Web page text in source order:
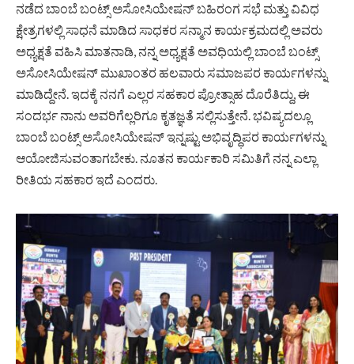
ನಡೆದ ಬಾಂಬೆ ಬಂಟ್ಸ್ ಅಸೋಸಿಯೇಷನ್ ಬಹಿರಂಗ ಸಭೆ ಮತ್ತು ವಿವಿಧ
ಕ್ಷೇತ್ರಗಳಲ್ಲಿ ಸಾಧನೆ ಮಾಡಿದ ಸಾಧಕರ ಸನ್ಮಾನ ಕಾರ್ಯಕ್ರಮದಲ್ಲಿ ಅವರು
ಅಧ್ಯಕ್ಷತೆ ವಹಿಸಿ ಮಾತನಾಡಿ, ನನ್ನ ಅಧ್ಯಕ್ಷತೆ ಅವಧಿಯಲ್ಲಿ ಬಾಂಬೆ ಬಂಟ್ಸ್
ಅಸೋಸಿಯೇಷನ್ ಮುಖಾಂತರ ಹಲವಾರು ಸಮಾಜಪರ ಕಾರ್ಯಗಳನ್ನು
ಮಾಡಿದ್ದೇನೆ. ಇದಕ್ಕೆ ನನಗೆ ಎಲ್ಲರ ಸಹಕಾರ ಪ್ರೋತ್ಸಾಹ ದೊರೆತಿದ್ದು, ಈ
ಸಂದರ್ಭ ನಾನು ಅವರಿಗೆಲ್ಲರಿಗೂ ಕೃತಜ್ಞತೆ ಸಲ್ಲಿಸುತ್ತೇನೆ. ಭವಿಷ್ಯದಲ್ಲೂ
ಬಾಂಬೆ ಬಂಟ್ಸ್ ಅಸೋಸಿಯೇಷನ್ ಇನ್ನಷ್ಟು ಅಭಿವೃದ್ಧಿಪರ ಕಾರ್ಯಗಳನ್ನು
ಆಯೋಜಿಸುವಂತಾಗಬೇಕು. ನೂತನ ಕಾರ್ಯಕಾರಿ ಸಮಿತಿಗೆ ನನ್ನ ಎಲ್ಲಾ
ರೀತಿಯ ಸಹಕಾರ ಇದೆ ಎಂದರು.